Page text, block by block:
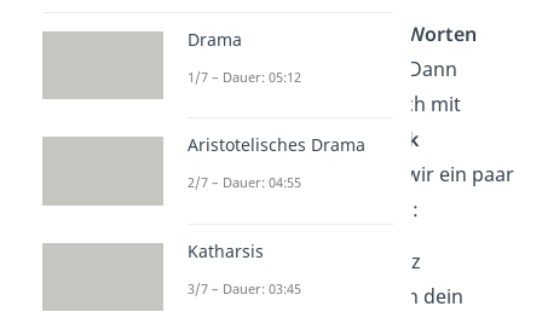
Du willst
nicht nur mit Worten
Danke für alles sagen? Dann
kannst du dich zusätzlich mit
einem kleinenGeschenk
bedanken! Hier haben wir ein paar
Geschenkideen für dich:
Blumenstrauß:
Ganz
besonders freut sich dein
Drama
1/7 – Dauer: 05:12
Aristotelisches Drama
2/7 – Dauer: 04:55
Katharsis
3/7 – Dauer: 03:45